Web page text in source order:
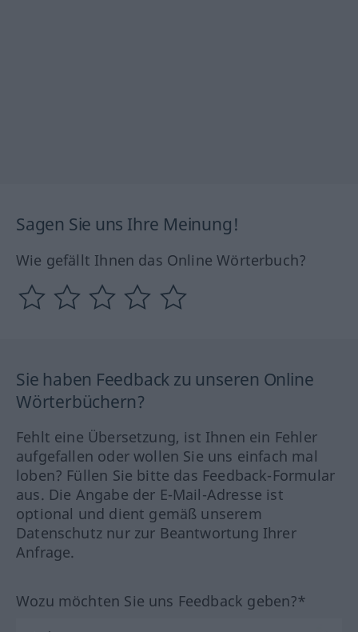
Sagen Sie uns Ihre Meinung!
Wie gefällt Ihnen das Online Wörterbuch?
Sie haben Feedback zu unseren Online
Wörterbüchern?
Fehlt eine Übersetzung, ist Ihnen ein Fehler
aufgefallen oder wollen Sie uns einfach mal
loben? Füllen Sie bitte das Feedback-Formular
aus. Die Angabe der E-Mail-Adresse ist
optional und dient gemäß unserem
Datenschutz nur zur Beantwortung Ihrer
Anfrage.
Wozu möchten Sie uns Feedback geben?*